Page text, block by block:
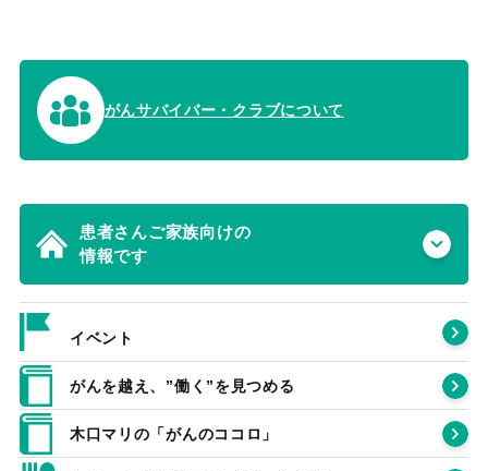
がんサバイバー・クラブについて
患者さんご家族向けの
情報です
イベント
がんを越え、”働く”を見つめる
木口マリの「がんのココロ」